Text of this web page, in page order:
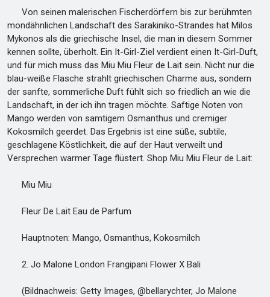
Von seinen malerischen Fischerdörfern bis zur berühmten
mondähnlichen Landschaft des Sarakiniko-Strandes hat Milos
Mykonos als die griechische Insel, die man in diesem Sommer
kennen sollte, überholt. Ein It-Girl-Ziel verdient einen It-Girl-Duft,
und für mich muss das Miu Miu Fleur de Lait sein. Nicht nur die
blau-weiße Flasche strahlt griechischen Charme aus, sondern
der sanfte, sommerliche Duft fühlt sich so friedlich an wie die
Landschaft, in der ich ihn tragen möchte. Saftige Noten von
Mango werden von samtigem Osmanthus und cremiger
Kokosmilch geerdet. Das Ergebnis ist eine süße, subtile,
geschlagene Köstlichkeit, die auf der Haut verweilt und
Versprechen warmer Tage flüstert. Shop Miu Miu Fleur de Lait:
Miu Miu
Fleur De Lait Eau de Parfum
Hauptnoten: Mango, Osmanthus, Kokosmilch
2. Jo Malone London Frangipani Flower X Bali
(Bildnachweis: Getty Images, @bellarychter, Jo Malone